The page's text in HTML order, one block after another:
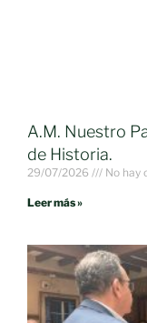
A.M. Nuestro
de Historia.
29/07/2026 No hay
Leer más »